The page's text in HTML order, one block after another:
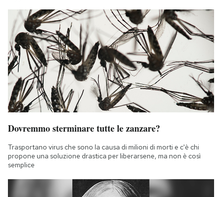
Dovremmo sterminare tutte le zanzare?
Trasportano virus che sono la causa di milioni di morti e c'è chi
propone una soluzione drastica per liberarsene, ma non è così
semplice